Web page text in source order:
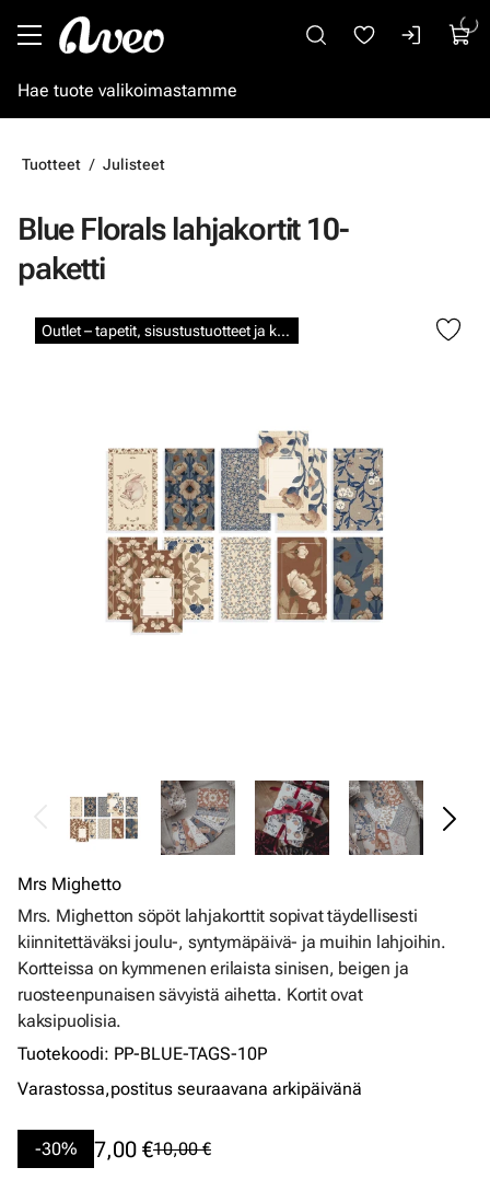
Tuotteet Julisteet
Blue Florals lahjakortit 10-
paketti
Outlet – tapetit, sisustustuotteet ja kalkkimaalit
Ohita kuvat
Mrs Mighetto
Mrs. Mighetton söpöt lahjakorttit sopivat täydellisesti
kiinnitettäväksi joulu-, syntymäpäivä- ja muihin lahjoihin.
Kortteissa on kymmenen erilaista sinisen, beigen ja
ruosteenpunaisen sävyistä aihetta. Kortit ovat
kaksipuolisia.
Tuotekoodi: PP-BLUE-TAGS-10P
Varastossa,postitus seuraavana arkipäivänä
-30% 7,00 €10,00 €